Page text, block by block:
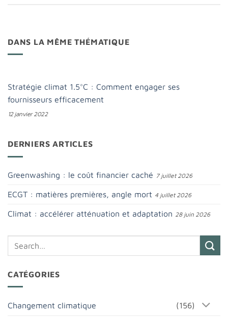
DANS LA MÊME THÉMATIQUE
Stratégie climat 1.5°C : Comment engager ses
fournisseurs efficacement
12 janvier 2022
DERNIERS ARTICLES
Greenwashing : le coût financier caché 7 juillet 2026
ECGT : matières premières, angle mort 4 juillet 2026
Climat : accélérer atténuation et adaptation 28 juin 2026
CATÉGORIES
Changement climatique (156)